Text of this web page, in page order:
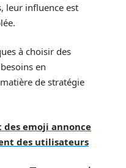
leur influence est
à choisir des
en
de stratégie
des emoji annonce
des utilisateurs